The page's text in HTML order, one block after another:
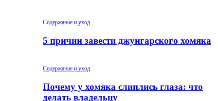
Содержание и уход
5 причин завести джунгарского хомяка
Содержание и уход
Почему у хомяка слиплись глаза: что
делать владельцу